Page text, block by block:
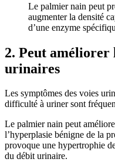
Le palmier nain peut
augmenter la densité
d’une enzyme
2. Peut améliorer
urinaires
Les symptômes des voies
difficulté à uriner sont
Le palmier nain peut
l’hyperplasie bénigne de la
provoque une hypertrophie
du débit urinaire.